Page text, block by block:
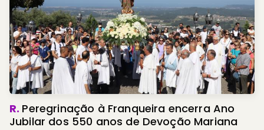
R. Peregrinação à Franqueira encerra Ano
Jubilar dos 550 anos de Devoção Mariana